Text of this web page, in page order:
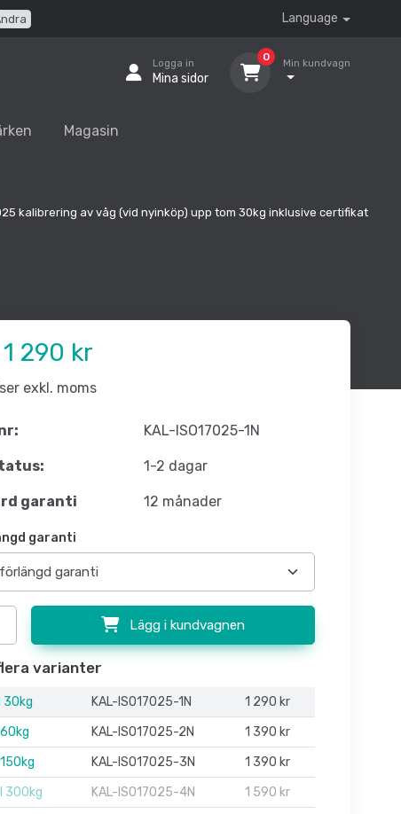
Language
Logga in
Mina sidor
0
Min kundvagn
Magasin
kalibrering av våg (vid nyinköp) upp tom 30kg inklusive certifikat
1 290 kr
exkl. moms
KAL-ISO17025-1N
1-2 dagar
garanti 12 månader
garanti
Lägg i kundvagnen
varianter
30kg KAL-ISO17025-1N
1 290 kr
KAL-ISO17025-2N
1 390 kr
KAL-ISO17025-3N
1 390 kr
300kg
KAL-ISO17025-4N
1 590 kr